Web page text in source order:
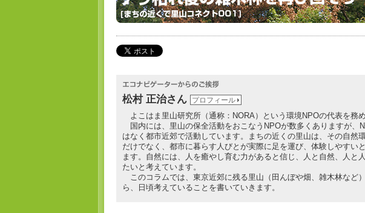
松村 正治さん プロフィール
よこはま里山研究所（通称：NORA）という環境NPOの代表を務め
国内には、里山の保全活動をおこなうNPOが数多くありますが、
はなく都市近郊で活動しています。まちの近くの里山は、その自然
だけでなく、都市に暮らす人びとが実際に足を運び、体験しやすい
ます。自然には、人を癒やし育む力があると信じ、人と自然、人と
たいと考えています。
このコラムでは、東京近郊に残る里山（田んぼや畑、雑木林など
ら、日頃考えていることを書いていきます。